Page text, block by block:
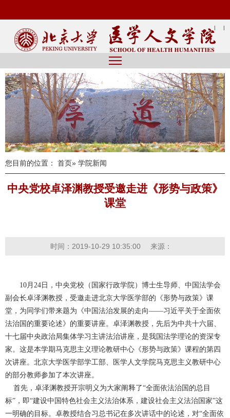
| |
您目前的位置： 首页» 学院新闻
中央党校卓泽渊教授受邀走进《形势与政策》
课堂
时间：2019-10-29 10:35:00 来源：
10月24日，中央党校（国家行政学院）博士生导师、中国法学会
副会长卓泽渊教授，受邀走进北京大学医学部的《形势与政策》课
堂，为同学们带来题为《中国法治发展的走向——习近平关于全面依
法治国的重要论述》的重要讲座。卓泽渊教授，先后为中共十六届、
十七届中央政治局集体学习主讲法治讲座，是我国法学理论的资深专
家。这是本学期马克思主义理论教研中心《形势与政策》课程的第四
次讲座。北京大学医学部学工部、医学人文学院马克思主义教研中心
的部分教师参加了本次讲座。
首先，卓泽渊教授开宗明义为大家阐释了“全面依法治国的总目
标”，即“建设中国特色社会主义法治体系，建设社会主义法治国家”这
一明确的目标。卓教授结合习总书记在多次讲话中的论述，对“全面依